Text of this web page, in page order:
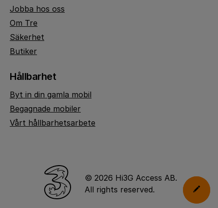
Jobba hos oss
Om Tre
Säkerhet
Butiker
Hållbarhet
Byt in din gamla mobil
Begagnade mobiler
Vårt hållbarhetsarbete
© 2026 Hi3G Access AB.
All rights reserved.